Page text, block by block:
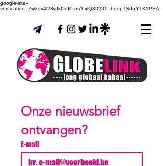
google-site-
verification=Zw2gv4l28gIkOdKLm7hxlQ3ICO15bqep7SduYTK1PSA
Onze nieuwsbrief
ontvangen?
E-mail